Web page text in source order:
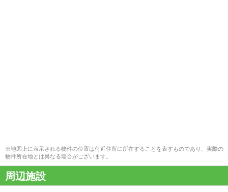
※地図上に表示される物件の位置は付近住所に所在することを表すものであり、実際の
物件所在地とは異なる場合がございます。
周辺施設